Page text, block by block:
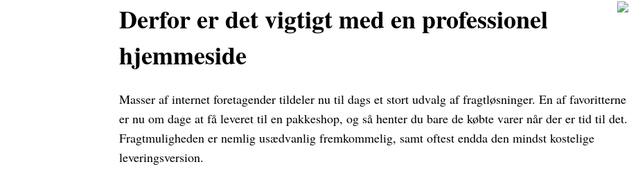
Derfor er det vigtigt med en professionel
hjemmeside
Masser af internet foretagender tildeler nu til dags et stort udvalg af fragtløsninger. En af favoritterne
er nu om dage at få leveret til en pakkeshop, og så henter du bare de købte varer når der er tid til det.
Fragtmuligheden er nemlig usædvanlig fremkommelig, samt oftest endda den mindst kostelige
leveringsversion.